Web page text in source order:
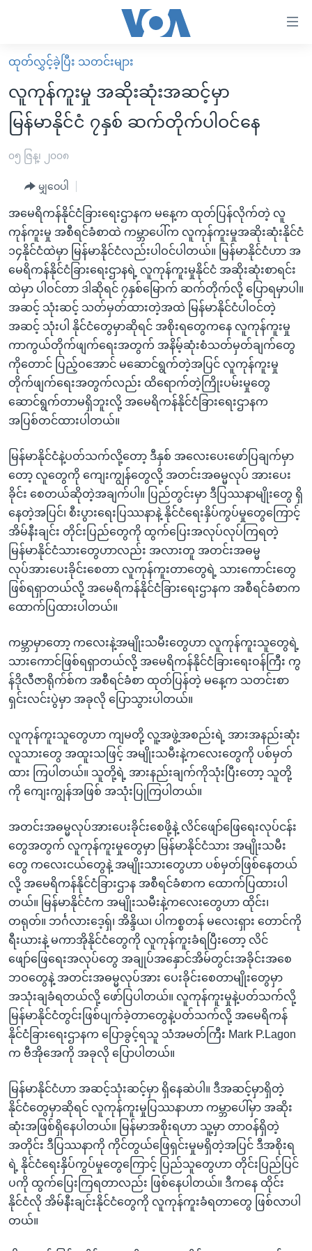
လွယ်ကူ
စေ
သည့်
Link
များ
အကြောင်းအရာ
ကျော်
ကြည့်
စာမျက်နှာ
ကျော်
ကြည့်
ရှာဖွေ
ရန်
နေရာ
သို့
ကျော်
ရန်
မူလစာမျက်နှာ
မြန်မာ
ကမ္ဘာ့သတင်းများ
နိုင်ငံတကာ
အစ္စရေး-ပါလက်စတိုင်း
ဗွီဒီယို
ရပ်ဝန်းတခု လမ်းတခု အလွန်
အင်္ဂလိပ်စာလေ့လာမယ်
အမေရိကန်သုံးအီဒီယံ
မကြေးမုံရဲ့ အင်္ဂလိပ်စာ
ရုပ်ရှင်ထဲက အင်္ဂလိပ်စာ
သုတပဒေသာ အင်္ဂလိပ်စာ
အပတ်စဉ်ကဏ္ဍများ
ရေဒီယို
တီဗွီ
ရေဒီယိုနှင့်ရုပ်သံ အချက်အလက်များ
ရေဒီယို/တီဗွီအစီအစဉ်
Learning English
ဗွီအိုအေ လူမှုကွန်ယက်များ
ထုတ်လွှင့်ခဲ့ပြီး သတင်းများ
လူကုန်ကူးမှု အဆိုးဆုံးအဆင့်မှာ
မြန်မာနိုင်ငံ ၇နှစ် ဆက်တိုက်ပါဝင်နေ
၀၅ ဇြန္၊ ၂၀၀၈
မျှဝေပါ
အမေရိကန်နိုင်ငံခြားရေးဌာနက မနေ့က ထုတ်ပြန်လိုက်တဲ့ လူ
ကုန်ကူးမှု အစီရင်ခံစာထဲ ကမ္ဘာပေါ်က လူကုန်ကူးမှုအဆိုးဆုံးနိုင်ငံ
၁၄နိုင်ငံထဲမှာ မြန်မာနိုင်ငံလည်းပါဝင်ပါတယ်။ မြန်မာနိုင်ငံဟာ အ
မေရိကန်နိုင်ငံခြားရေးဌာနရဲ့ လူကုန်ကူးမှုနိုင်ငံ အဆိုးဆုံးစာရင်း
ထဲမှာ ပါဝင်တာ ဒါဆိုရင် ၇နှစ်မြောက် ဆက်တိုက်လို့ ပြောရမှာပါ။
အဆင့် သုံးဆင့် သတ်မှတ်ထားတဲ့အထဲ မြန်မာနိုင်ငံပါဝင်တဲ့
အဆင့် သုံးပါ နိုင်ငံတွေမှာဆိုရင် အစိုးရတွေကနေ လူကုန်ကူးမှု
ကာကွယ်တိုက်ဖျက်ရေးအတွက် အနိမ့်ဆုံးစံသတ်မှတ်ချက်တွေ
ကိုတောင် ပြည့်ဝအောင် မဆောင်ရွက်တဲ့အပြင် လူကုန်ကူးမှု
တိုက်ဖျက်ရေးအတွက်လည်း ထိရောက်တဲ့ကြိုးပမ်းမှုတွေ
ဆောင်ရွက်တာမရှိဘူးလို့ အမေရိကန်နိုင်ငံခြားရေးဌာနက
အပြစ်တင်ထားပါတယ်။
မြန်မာနိုင်ငံနဲ့ပတ်သက်လို့တော့ ဒီနှစ် အလေးပေးဖော်ပြချက်မှာ
တော့ လူတွေကို ကျေးကျွန်တွေလို့ အတင်းအဓမ္မလုပ် အားပေး
ခိုင်း စေတယ်ဆိုတဲ့အချက်ပါ။ ပြည်တွင်းမှာ ဒီပြဿနာမျိုးတွေ ရှိ
နေတဲ့အပြင်၊ စီးပွားရေးပြဿနာနဲ့ နိုင်ငံရေးနှိပ်ကွပ်မှုတွေကြောင့်
အိမ်နီးချင်း တိုင်းပြည်တွေကို ထွက်ပြေးအလုပ်လုပ်ကြရတဲ့
မြန်မာနိုင်ငံသားတွေဟာလည်း အလားတူ အတင်းအဓမ္မ
လုပ်အားပေးခိုင်းစေတာ လူကုန်ကူးတာတွေရဲ့ သားကောင်းတွေ
ဖြစ်ရရှာတယ်လို့ အမေရိကန်နိုင်ငံခြားရေးဌာနက အစီရင်ခံစာက
ထောက်ပြထားပါတယ်။
ကမ္ဘာမှာတော့ ကလေးနဲ့အမျိုးသမီးတွေဟာ လူကုန်ကူးသူတွေရဲ့
သားကောင်ဖြစ်ရရှာတယ်လို့ အမေရိကန်နိုင်ငံခြားရေးဝန်ကြီး ကွ
န်ဒိုလီဇာရိုက်စ်က အစီရင်ခံစာ ထုတ်ပြန်တဲ့ မနေ့က သတင်းစာ
ရှင်းလင်းပွဲမှာ အခုလို ပြောသွားပါတယ်။
လူကုန်ကူးသူတွေဟာ ကျမတို့ လူ့အဖွဲ့အစည်းရဲ့ အားအနည်းဆုံး
လူသားတွေ အထူးသဖြင့် အမျိုးသမီးနဲ့ကလေးတွေကို ပစ်မှတ်
ထား ကြပါတယ်။ သူတို့ရဲ့ အားနည်းချက်ကိုသုံးပြီးတော့ သူတို့
ကို ကျေးကျွန်အဖြစ် အသုံးပြုကြပါတယ်။
အတင်းအဓမ္မလုပ်အားပေးခိုင်းစေဖို့နဲ့ လိင်ဖျော်ဖြေရေးလုပ်ငန်း
တွေအတွက် လူကုန်ကူးမှုတွေမှာ မြန်မာနိုင်ငံသား အမျိုးသမီး
တွေ ကလေးငယ်တွေနဲ့ အမျိုးသားတွေဟာ ပစ်မှတ်ဖြစ်နေတယ်
လို့ အမေရိကန်နိုင်ငံခြားဌာန အစီရင်ခံစာက ထောက်ပြထားပါ
တယ်။ မြန်မာနိုင်ငံက အမျိုးသမီးနဲ့ကလေးတွေဟာ ထိုင်း၊
တရုတ်။ ဘင်္ဂလားဒေ့ရ်ှ၊ အိန္ဒိယ၊ ပါကစ္စတန် မလေးရှား တောင်ကို
ရီးယားနဲ့ မကာအိုနိုင်ငံတွေကို လူကုန်ကူးခံရပြီးတော့ လိင်
ဖျော်ဖြေရေးအလုပ်တွေ အချုပ်အနှောင်အိမ်တွင်းအခိုင်းအစေ
ဘဝတွေနဲ့ အတင်းအဓမ္မလုပ်အား ပေးခိုင်းစေတာမျိုးတွေမှာ
အသုံးချခံရတယ်လို့ ဖော်ပြပါတယ်။ လူကုန်ကူးမှုနဲ့ပတ်သက်လို့
မြန်မာနိုင်ငံတွင်းဖြစ်ပျက်ခဲ့တာတွေနဲ့ပတ်သက်လို့ အမေရိကန်
နိုင်ငံခြားရေးဌာနက ပြောခွင့်ရသူ သံအမတ်ကြီး Mark P.Lagon
က ဗီအိုအေကို အခုလို ပြောပါတယ်။
မြန်မာနိုင်ငံဟာ အဆင့်သုံးဆင့်မှာ ရှိနေဆဲပါ။ ဒီအဆင့်မှာရှိတဲ့
နိုင်ငံတွေမှာဆိုရင် လူကုန်ကူးမှုပြဿနာဟာ ကမ္ဘာပေါ်မှာ အဆိုး
ဆုံးအဖြစ်ရှိနေပါတယ်။ မြန်မာအစိုးရဟာ သူ့မှာ တာဝန်ရှိတဲ့
အတိုင်း ဒီပြဿနာကို ကိုင်တွယ်ဖြေရှင်းမှုမရှိတဲ့အပြင် ဒီအစိုးရ
ရဲ့ နိုင်ငံရေးနှိပ်ကွပ်မှုတွေကြောင့် ပြည်သူတွေဟာ တိုင်းပြည်ပြင်
ပကို ထွက်ပြေးကြရတာလည်း ဖြစ်နေပါတယ်။ ဒီကနေ ထိုင်း
နိုင်ငံလို အိမ်နီးချင်းနိုင်ငံတွေကို လူကုန်ကူးခံရတာတွေ ဖြစ်လာပါ
တယ်။